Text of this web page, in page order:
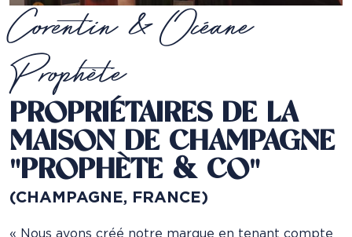
Corentin & Océane
Prophète
PROPRIÉTAIRES DE LA
MAISON DE CHAMPAGNE
"PROPHÈTE & CO"
(CHAMPAGNE, FRANCE)
« Nous avons créé notre marque en tenant compte